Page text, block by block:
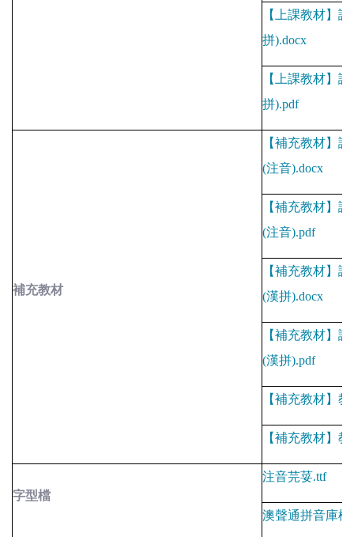
【上課教材】
拼).docx
【上課教材】
拼).pdf
補充教材
【補充教材】
(注音).docx
【補充教材】
(注音).pdf
【補充教材】
(漢拼).docx
【補充教材】
(漢拼).pdf
【補充教材】
【補充教材】
字型檔
注音芫荽.ttf
澳聲通拼音庫楷